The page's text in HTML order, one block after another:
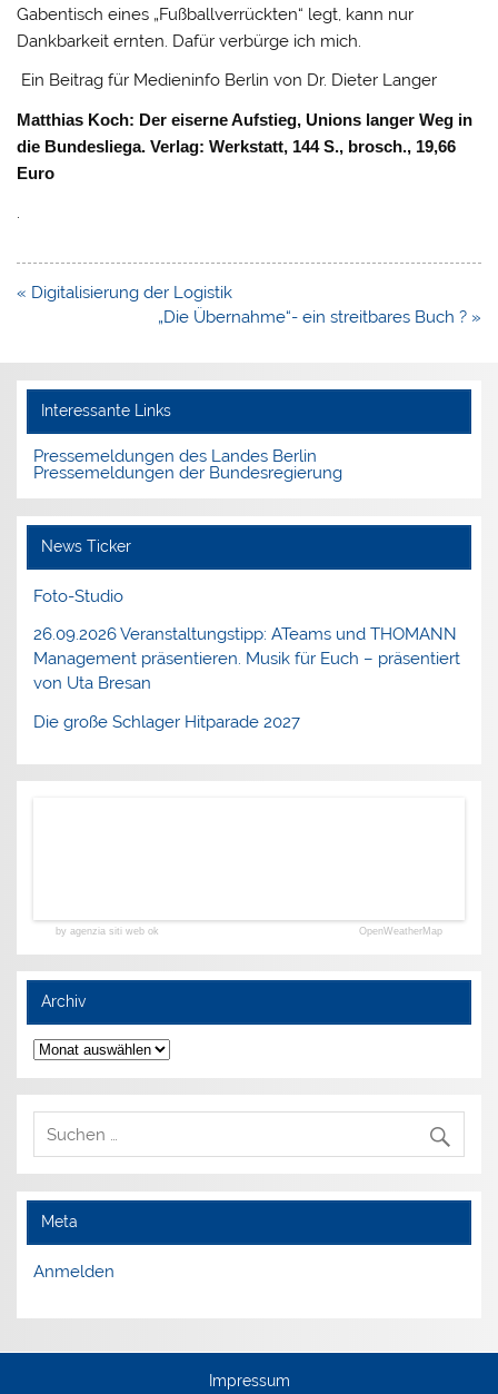
Gabentisch eines „Fußballverrückten“ legt, kann nur
Dankbarkeit ernten. Dafür verbürge ich mich.
Ein Beitrag für Medieninfo Berlin von Dr. Dieter Langer
Matthias Koch: Der eiserne Aufstieg, Unions langer Weg in
die Bundesliega. Verlag: Werkstatt, 144 S., brosch., 19,66
Euro
.
Beitragsnavigation
« Digitalisierung der Logistik
„Die Übernahme“- ein streitbares Buch ? »
Interessante Links
Pressemeldungen des Landes Berlin
Pressemeldungen der Bundesregierung
News Ticker
Foto-Studio
26.09.2026 Veranstaltungstipp: ATeams und THOMANN
Management präsentieren. Musik für Euch – präsentiert
von Uta Bresan
Die große Schlager Hitparade 2027
by agenzia siti web ok OpenWeatherMap
Archiv
Archiv
Meta
Anmelden
Impressum